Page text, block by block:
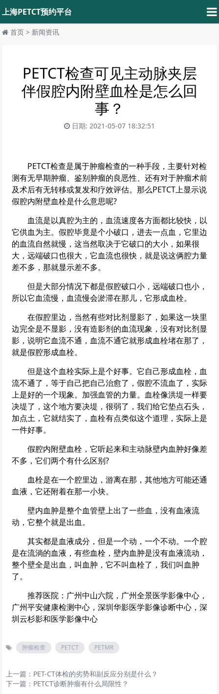
上海PETCT预约平台
首页 > 新闻资讯
PETCT检查可见主动脉夹层
伴假腔内附壁血栓是怎么回
事？
日期: 2021-05-07 18:32:51
PETCT检查是属于肿瘤检查的一种手段，主要针对检
测有无早期肿瘤、鉴别肿瘤的良恶性、还有对于肿瘤术前
及术后有无转移或复发和疗效评估。那么PETCT上显示说
假腔内附壁血栓是什么意思呢?
血流是以真腔为主的，血流速度各方面都比较快，以
它供血为主。假腔毕竟是个小破口，进去一点血，它里边
的血流自然就慢，这当然取决于它破口的大小，如果很
大，远端破口也很大，它血流也很快，就是说这俩腔力量
差不多，那就显示差不多。
但是大部分情况下都是假腔破口小，远端破口也小，
所以它血流慢，血流慢会淤滞在那儿，它形成血栓。
在假腔里边，当然有些对比剂显影了，如果这一块里
边完全是不显影，没有造影剂的血流现象，没有对比剂显
影，说明它血流不通，血流不通它就形成血栓堵在那了，
就是假腔形成血栓。
但是这个血栓实际上是个好事。它自己形成血栓，血
流不通了，等于自己把自己治愈了，假腔不流血了，实际
上是好的一个现象。加强血管的力量。血栓像洪堤一样要
决堤了，这个地方要决堤，很弱了，我们给它垫点石头，
加点土，它就结实了，血栓有点类似这个道理，实际上是
一件好事。
假腔内附壁血栓，它听起来和主动脉壁内血肿好像差
不多，它们两个有什么区别?
血栓是在一个腔里边，游离在那，其他地方可能还通
血液，它还附着在那一小块。
壁内血肿是整个血管壁上出了一些血，没有血液流
动，它整个就是出血。
其实都是血液成分，但是一个动，一个不动。一个腔
是在流淌的血液，有些血栓，壁内血肿是没有血液流动，
整个壁全是出血，叫血肿，它不叫血栓了，我们叫血肿
了。
推荐医院： 广州中山六院 ， 广州全景医学影像中心 ，
广州平安健康检测中心 ， 深圳华影医学影像诊断中心 ， 深
圳云杉影和医学影像中心
肿瘤检查 PETCT PETMR
上一篇： PET-CT体检的劣势和副反应分别是什么？
下一篇： PETCT诊断肿瘤有什么局限性？